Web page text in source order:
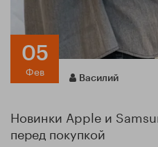
05
Фев Василий
Новинки Apple и
перед покупкой